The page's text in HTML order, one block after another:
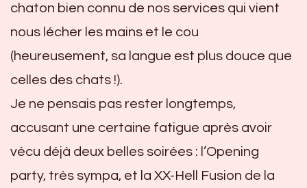
chaton bien connu de nos services qui vient
nous lécher les mains et le cou
(heureusement, sa langue est plus douce que
celles des chats !).
Je ne pensais pas rester longtemps,
accusant une certaine fatigue après avoir
vécu déjà deux belles soirées : l’Opening
party, très sympa, et la XX-Hell Fusion de la